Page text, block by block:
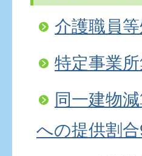
介護職員
特定事業
同一建物
への提供割合